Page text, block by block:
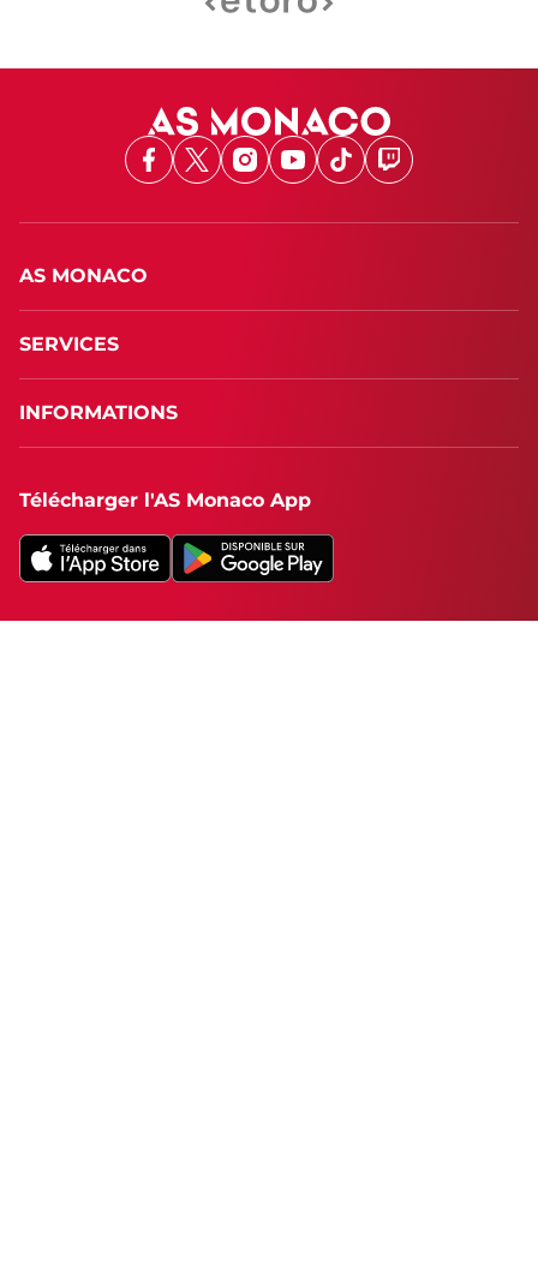
Facebook
X Instagram
Youtube
TikTokTwitch
AS MONACO
SERVICES
INFORMATIONS
Télécharger l'AS Monaco App